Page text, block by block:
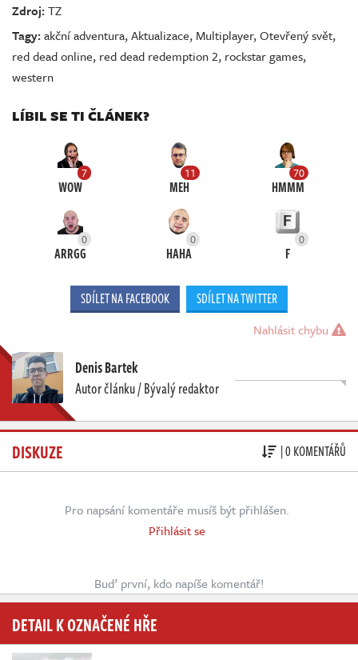
Zdroj:TZ
Tagy:akční adventura,Aktualizace, Multiplayer,Otevřený svět,
red dead online, red dead redemption 2, rockstar games,
western
LÍBIL SE TI ČLÁNEK?
7
WOW
11
MEH
70
HMMM
0
ARRGG
0
HAHA
0
F
SDÍLET NA FACEBOOK SDÍLET NA TWITTER
Nahlásit chybu
Denis Bartek
Autor článku / Bývalý redaktor
DISKUZE | 0 KOMENTÁŘŮ
Pro napsání komentáře musíš být přihlášen.
Přihlásit se
Buď první, kdo napíše komentář!
DETAIL K OZNAČENÉ HŘE